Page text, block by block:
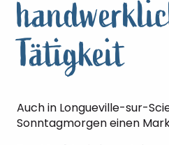
Tätigkeit
Auch in Longueville-sur-
Sonntagmorgen einen